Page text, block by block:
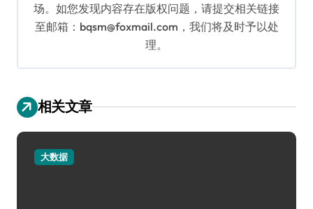
场。如您发现内容存在版权问题，请提交相关链接
至邮箱：bqsm@foxmail.com，我们将及时予以处
理。
相关文章
大数据